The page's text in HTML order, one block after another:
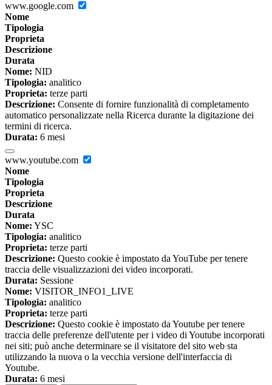
www.google.com
Nome
Tipologia
Proprieta
Descrizione
Durata
Nome: NID
Tipologia: analitico
Proprieta: terze parti
Descrizione: Consente di fornire funzionalità di completamento
automatico personalizzate nella Ricerca durante la digitazione dei
termini di ricerca.
Durata: 6 mesi
www.youtube.com
Nome
Tipologia
Proprieta
Descrizione
Durata
Nome: YSC
Tipologia: analitico
Proprieta: terze parti
Descrizione: Questo cookie è impostato da YouTube per tenere
traccia delle visualizzazioni dei video incorporati.
Durata: Sessione
Nome: VISITOR_INFO1_LIVE
Tipologia: analitico
Proprieta: terze parti
Descrizione: Questo cookie è impostato da Youtube per tenere
traccia delle preferenze dell'utente per i video di Youtube incorporati
nei siti; può anche determinare se il visitatore del sito web sta
utilizzando la nuova o la vecchia versione dell'interfaccia di
Youtube.
Durata: 6 mesi